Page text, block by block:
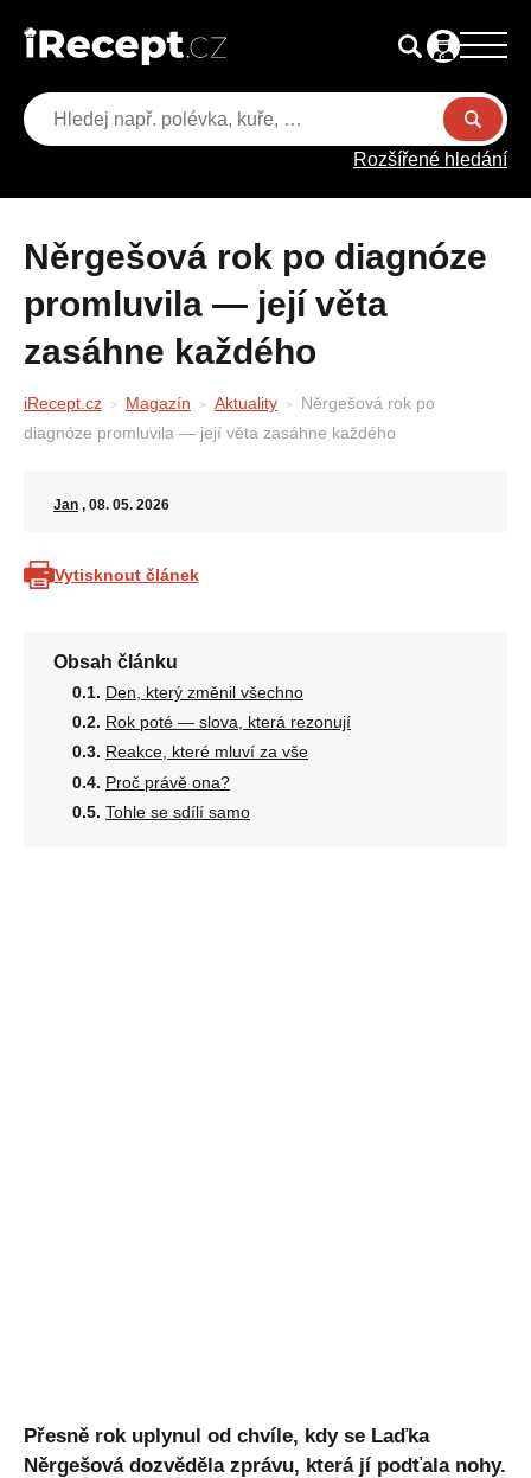
Rozšířené hledání
Něrgešová rok po diagnóze
promluvila — její věta
zasáhne každého
iRecept.cz Magazín Aktuality
Něrgešová rok po
diagnóze promluvila — její věta zasáhne každého
Jan , 08. 05. 2026
Vytisknout článek
Obsah článku
Den, který změnil všechno
Rok poté — slova, která rezonují
Reakce, které mluví za vše
Proč právě ona?
Tohle se sdílí samo
Přesně rok uplynul od chvíle, kdy se Laďka
Něrgešová dozvěděla zprávu, která jí podťala nohy.